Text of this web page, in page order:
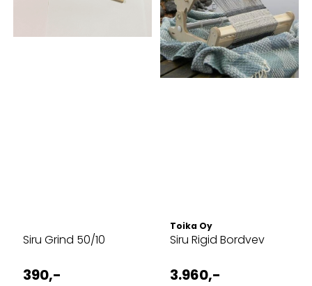
Siru Grind 50/10
390,-
Toika Oy
Siru Rigid Bordvev
3.960,-